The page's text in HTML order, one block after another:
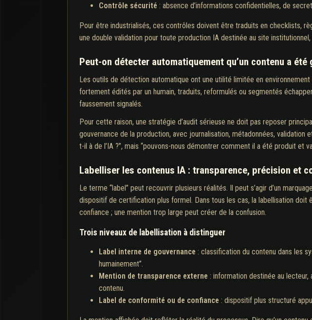
Contrôle sécurité : absence d’informations confidentielles, de
Pour être industrialisés, ces contrôles doivent être traduits en checklists,
une double validation pour toute production IA destinée au site
Peut-on détecter automatiquement qu’un contenu a été
Les outils de détection automatique ont une utilité limitée en
fortement édités par un humain, traduits, reformulés ou segmentés
faussement signalés.
Pour cette raison, une stratégie d’audit sérieuse ne doit pas reposer
gouvernance de la production, avec journalisation, métadonnées,
t-il à de l’IA ?”, mais “pouvons-nous démontrer comment il a été produit et
Labelliser les contenus IA : transparence, précision et
Le terme “label” peut recouvrir plusieurs réalités. Il peut s’agir d’un
dispositif de certification plus formel. Dans tous les cas, la labellisation
confiance ; une mention trop large peut créer de la confusion.
Trois niveaux de labellisation à distinguer
Label interne de gouvernance : classification du contenu dans les
humainement”.
Mention de transparence externe : information destinée au lecteur,
contenu.
Label de conformité ou de confiance : dispositif plus structuré